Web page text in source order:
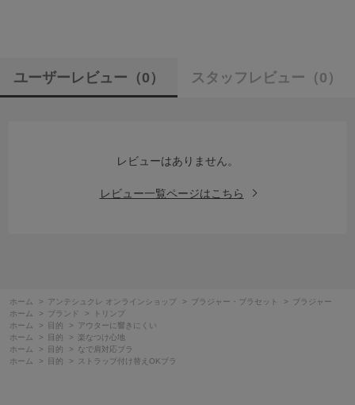
ユーザーレビュー （0） スタッフレビュー （0）
レビューはありません。
レビュー一覧ページはこちら
ホーム > アンテシュクレ オンラインショップ > ブラジャー・ブラセット >
ブラジャー
ホーム
> ブランド >
トリンプ
ホーム
> 目的 >
アウターに響きにくい
ホーム
> 目的 >
楽なつけ心地
ホーム
> 目的 >
なで肩対応ブラ
ホーム
> 目的 > ストラップ付け替えOKブラ